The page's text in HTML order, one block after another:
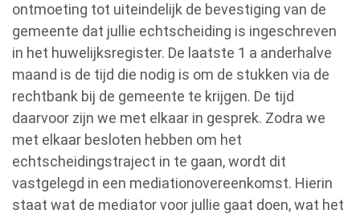
ontmoeting tot uiteindelijk de bevestiging van de
gemeente dat jullie echtscheiding is ingeschreven
in het huwelijksregister. De laatste 1 a anderhalve
maand is de tijd die nodig is om de stukken via de
rechtbank bij de gemeente te krijgen. De tijd
daarvoor zijn we met elkaar in gesprek. Zodra we
met elkaar besloten hebben om het
echtscheidingstraject in te gaan, wordt dit
vastgelegd in een mediationovereenkomst. Hierin
staat wat de mediator voor jullie gaat doen, wat het